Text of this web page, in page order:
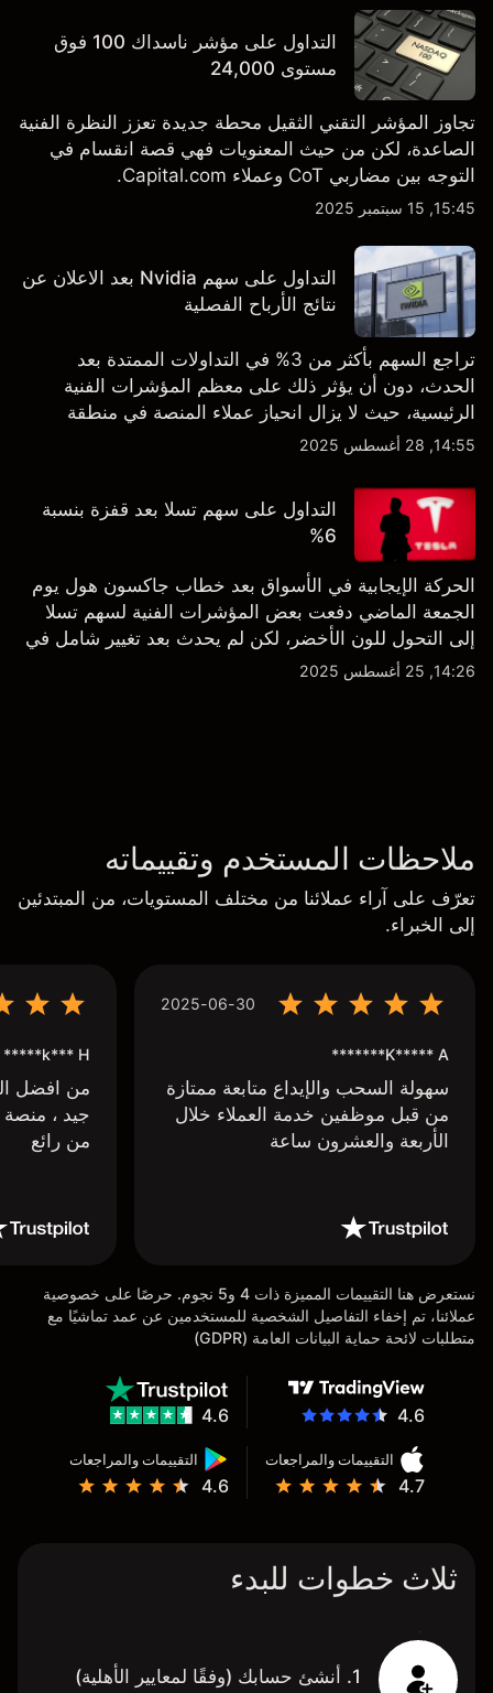
التداول على مؤشر ناسداك 100 فوق
مستوى 24,000
تجاوز المؤشر التقني الثقيل محطة جديدة تعزز النظرة الفنية
الصاعدة، لكن من حيث المعنويات فهي قصة انقسام في
التوجه بين مضاربي CoT وعملاء Capital.com.
15:45, 15 سبتمبر 2025
التداول على سهم Nvidia بعد الاعلان عن
نتائج الأرباح الفصلية
تراجع السهم بأكثر من 3% في التداولات الممتدة بعد
الحدث، دون أن يؤثر ذلك على معظم المؤشرات الفنية
الرئيسية، حيث لا يزال انحياز عملاء المنصة في منطقة
الشراء المفرط.
14:55, 28 أغسطس 2025
التداول على سهم تسلا بعد قفزة بنسبة
6%
الحركة الإيجابية في الأسواق بعد خطاب جاكسون هول يوم
الجمعة الماضي دفعت بعض المؤشرات الفنية لسهم تسلا
إلى التحول للون الأخضر، لكن لم يحدث بعد تغيير شامل في
النظرة الفنية سواء على الإطار اليومي أو الأسبوعي.
14:26, 25 أغسطس 2025
ملاحظات المستخدم وتقييماته
تعرّف على آراء عملائنا من مختلف المستويات، من المبتدئين
إلى الخبراء.
2025-06-30
K***** A*******
سهولة السحب والإيداع متابعة ممتازة
من قبل موظفين خدمة العملاء خلال
الأربعة والعشرون ساعة
k*** H*****
من افضل
جيد ،
من رائع
نستعرض هنا التقييمات المميزة ذات 4 و5 نجوم. حرصًا على خصوصية
عملائنا، تم إخفاء التفاصيل الشخصية للمستخدمين عن عمد تماشيًا مع
متطلبات لائحة حماية البيانات العامة (GDPR)
4.6
التقييمات والمراجعات
4.7
التقييمات والمراجعات
4.6
4.6
ثلاث خطوات للبدء
1. أنشئ حسابك (وفقًا لمعايير الأهلية)